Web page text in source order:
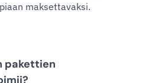
maksettavaksi.
pakettien